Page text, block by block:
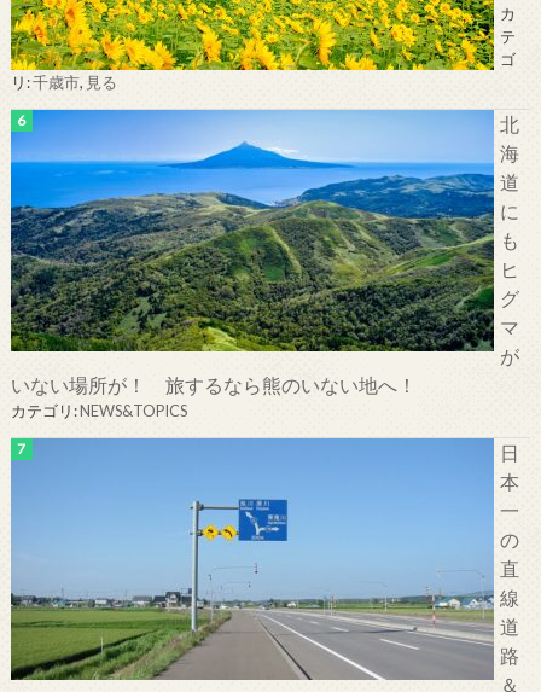
カ
テ
ゴ
リ:千歳市, 見る
北
海
道
に
も
ヒ
グ
マ
が
いない場所が！ 旅するなら熊のいない地へ！
カテゴリ:NEWS&TOPICS
日
本
一
の
直
線
道
路
＆